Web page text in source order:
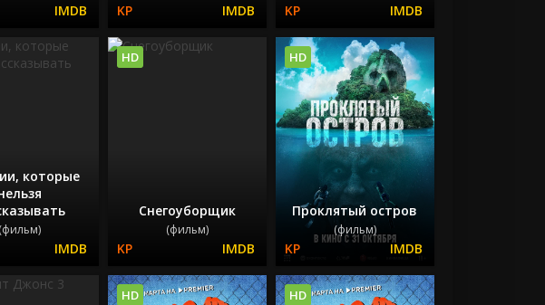
которые
(фильм)
Снегоуборщик
(фильм)
HD
Проклятый остров
(фильм)
HD
HD HD